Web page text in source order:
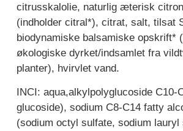
citrusskalolie, naturlig æterisk
(indholder citral*), citrat, salt, tilsat
biodynamiske balsamiske opskrift*
økologiske dyrket/indsamlet fra
planter), hvirvlet vand.
INCI: aqua,alkylpolyglucoside C10-
glucoside), sodium C8-C14 fatty
(sodium octyl sulfate, sodium lauryl